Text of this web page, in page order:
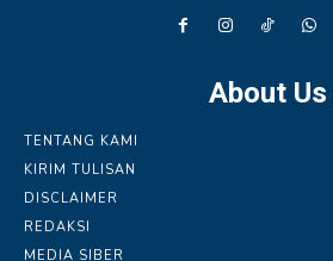
About Us
TENTANG KAMI
KIRIM TULISAN
DISCLAIMER
REDAKSI
MEDIA SIBER